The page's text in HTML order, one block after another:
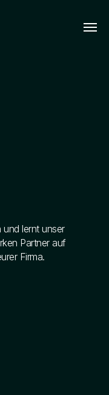
lernt unser
Partner auf
Firma.